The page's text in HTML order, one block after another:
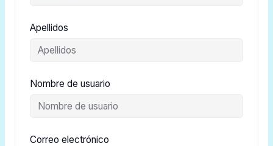
Apellidos
Nombre de usuario
Correo electrónico